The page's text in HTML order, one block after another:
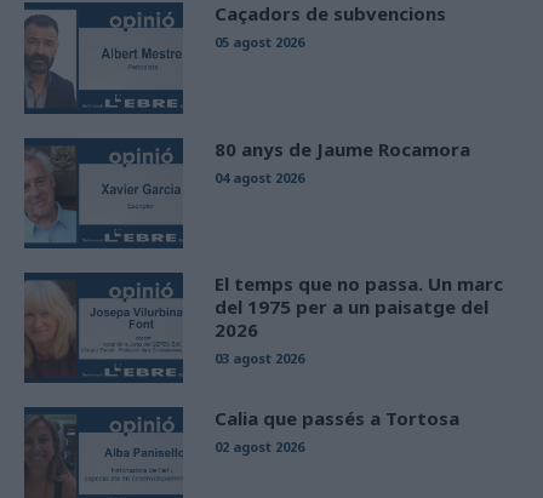
Caçadors de subvencions
05 agost 2026
80 anys de Jaume Rocamora
04 agost 2026
El temps que no passa. Un marc
del 1975 per a un paisatge del
2026
03 agost 2026
Calia que passés a Tortosa
02 agost 2026